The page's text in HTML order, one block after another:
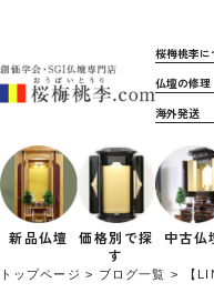
桜梅桃李に
仏壇の修理
海外発送
新品仏壇 価格別で探
す
中古仏
トップページ ブログ一覧 【